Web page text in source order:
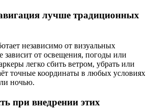
лучше традиционных
независимо от визуальных
зависит от освещения, погоды или
легко сбить ветром, убрать или
точные координаты в любых условиях
ночью.
при внедрении этих